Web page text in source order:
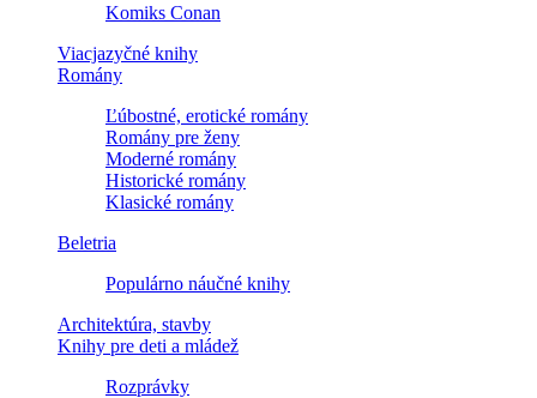
Komiks Conan
Viacjazyčné knihy
Romány
Ľúbostné, erotické romány
Romány pre ženy
Moderné romány
Historické romány
Klasické romány
Beletria
Populárno náučné knihy
Architektúra, stavby
Knihy pre deti a mládež
Rozprávky